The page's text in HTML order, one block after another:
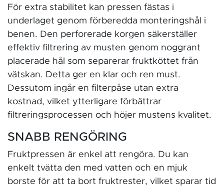
För extra stabilitet kan pressen fästas i
underlaget genom förberedda monteringshål i
benen. Den perforerade korgen säkerställer
effektiv filtrering av musten genom noggrant
placerade hål som separerar fruktköttet från
vätskan. Detta ger en klar och ren must.
Dessutom ingår en filterpåse utan extra
kostnad, vilket ytterligare förbättrar
filtreringsprocessen och höjer mustens kvalitet.
SNABB RENGÖRING
Fruktpressen är enkel att rengöra. Du kan
enkelt tvätta den med vatten och en mjuk
borste för att ta bort fruktrester, vilket sparar tid